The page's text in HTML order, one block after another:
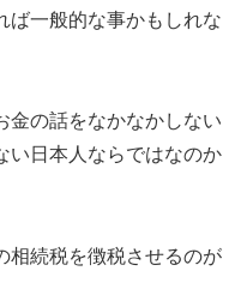
ば一般的な事かもしれな
金の話をなかなかしない
い日本人ならではなのか
相続税を徴税させるのが